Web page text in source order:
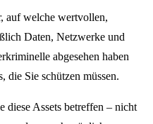
auf welche wertvollen,
Daten, Netzwerke und
abgesehen haben
die Sie schützen müssen.
diese Assets betreffen – nicht